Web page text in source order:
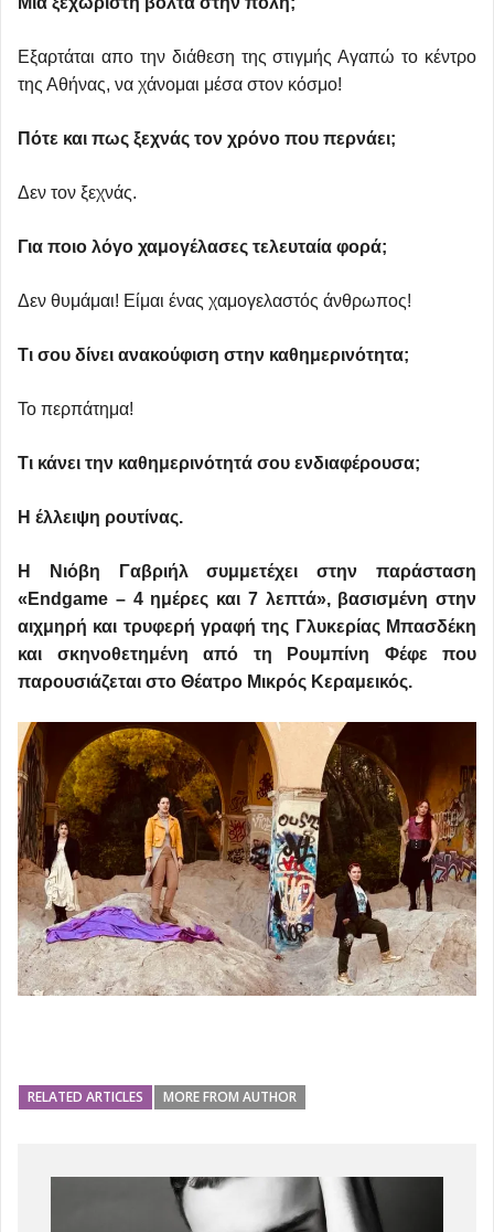
Εξαρτάται απο την διάθεση της στιγμής Αγαπώ το κέντρο
της Αθήνας, να χάνομαι μέσα στον κόσμο!
Πότε και πως ξεχνάς τον χρόνο που περνάει;
Δεν τον ξεχνάς.
Για ποιο λόγο χαμογέλασες τελευταία φορά;
Δεν θυμάμαι! Είμαι ένας χαμογελαστός άνθρωπος!
Τι σου δίνει ανακούφιση στην καθημερινότητα;
Το περπάτημα!
Τι κάνει την καθημερινότητά σου ενδιαφέρουσα;
Η έλλειψη ρουτίνας.
Η Νιόβη Γαβριήλ συμμετέχει στην παράσταση
«Endgame – 4 ημέρες και 7 λεπτά», βασισμένη στην
αιχμηρή και τρυφερή γραφή της Γλυκερίας Μπασδέκη
και σκηνοθετημένη από τη Ρουμπίνη Φέφε που
παρουσιάζεται στο Θέατρο Μικρός Κεραμεικός.
RELATED ARTICLES MORE FROM AUTHOR